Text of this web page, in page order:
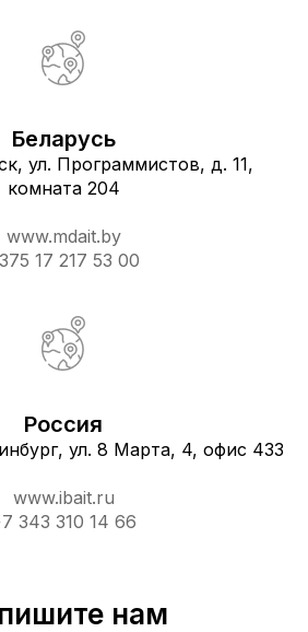
Беларусь
ул. Программистов, д. 11,
комната 204
www.mdait.by
17 217 53 00
Россия
ул. 8 Марта, 4, офис 433
www.ibait.ru
343 310 14 66
нам